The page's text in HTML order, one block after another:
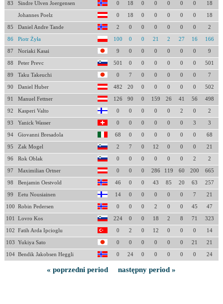
83 Sindre Ulven Joergensen 0 18 0 0 0 0 0 18
Johannes Poelz 0 18 0 0 0 0 0 18
85 Daniel Andre Tande 2 0 0 0 0 0 0 2
86 Piotr Żyła 100 0 0 21 2 27 16 166
87 Noriaki Kasai 9 0 0 0 0 0 0 9
88 Peter Prevc 501 0 0 0 0 0 0 501
89 Taku Takeuchi 0 7 0 0 0 0 0 7
90 Daniel Huber 482 20 0 0 0 0 0 502
91 Manuel Fettner 126 90 0 159 26 41 56 498
92 Kasperi Valto 0 0 0 0 0 2 0 2
93 Yanick Wasser 0 0 0 0 0 0 3 3
94 Giovanni Bresadola 68 0 0 0 0 0 0 68
95 Zak Mogel 2 7 0 12 0 0 0 21
96 Rok Oblak 0 0 0 0 0 0 2 2
97 Maximilian Ortner 0 0 0 286 119 60 200 665
98 Benjamin Oestvold 46 0 0 43 85 20 63 257
99 Eetu Nousiainen 14 0 0 0 0 0 7 21
100 Robin Pedersen 0 0 0 2 0 0 45 47
101 Lovro Kos 224 0 0 18 2 8 71 323
102 Fatih Arda Ipcioglu 0 2 0 12 0 0 0 14
103 Yukiya Sato 0 0 0 0 0 0 21 21
104 Bendik Jakobsen Heggli 0 24 0 0 0 0 0 24
« poprzedni period następny period »